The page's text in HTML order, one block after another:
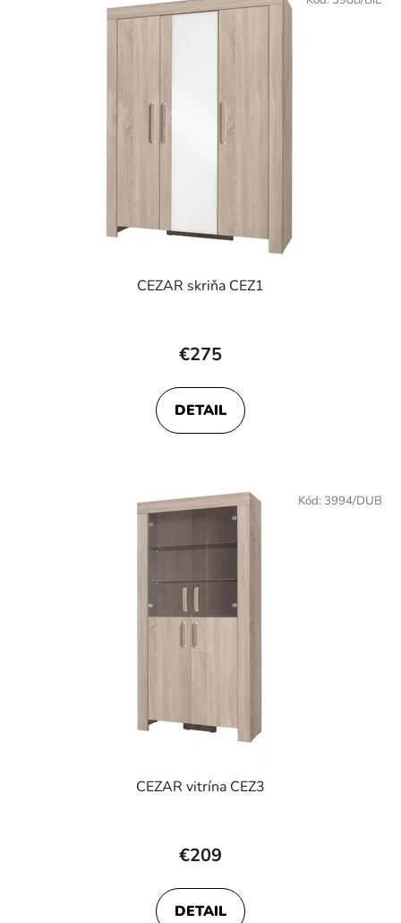
CEZAR skriňa CEZ1
€275
DETAIL
CEZAR vitrína CEZ3
€209
DETAIL
Kód: 3994/DUB